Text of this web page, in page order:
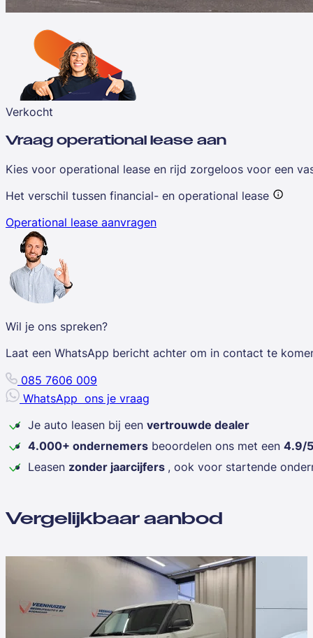
Verkocht
Vraag operational lease aan
Kies voor operational lease en rijd zorgeloos voor een
Het verschil tussen financial- en operational lease
Operational lease aanvragen
Wil je ons spreken?
Laat een WhatsApp bericht achter om in contact te
085 7606 009
WhatsApp ons je vraag
Je auto leasen bij een vertrouwde dealer
4.000+ ondernemers beoordelen ons met een 4.9/5
Leasen zonder jaarcijfers , ook voor startende
Vergelijkbaar aanbod